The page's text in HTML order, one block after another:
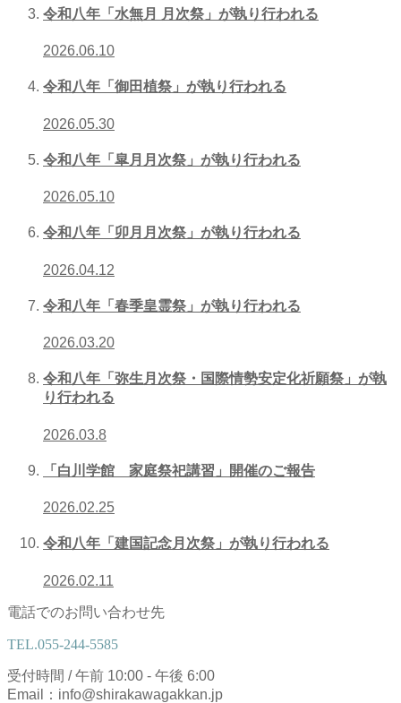
令和八年「水無月 月次祭」が執り行われる
2026.06.10
令和八年「御田植祭」が執り行われる
2026.05.30
令和八年「皐月月次祭」が執り行われる
2026.05.10
令和八年「卯月月次祭」が執り行われる
2026.04.12
令和八年「春季皇霊祭」が執り行われる
2026.03.20
令和八年「弥生月次祭・国際情勢安定化祈願祭」が執
り行われる
2026.03.8
「白川学館 家庭祭祀講習」開催のご報告
2026.02.25
令和八年「建国記念月次祭」が執り行われる
2026.02.11
電話でのお問い合わせ先
TEL.055-244-5585
受付時間 / 午前 10:00 - 午後 6:00
Email：info@shirakawagakkan.jp